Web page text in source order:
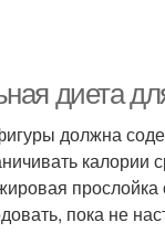
диета
должна
калории
прослойка
пока не